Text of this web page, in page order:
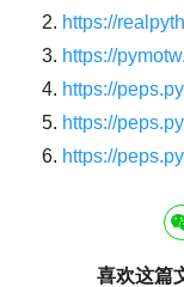
https://
https://
https://
https://
https://
喜欢这篇